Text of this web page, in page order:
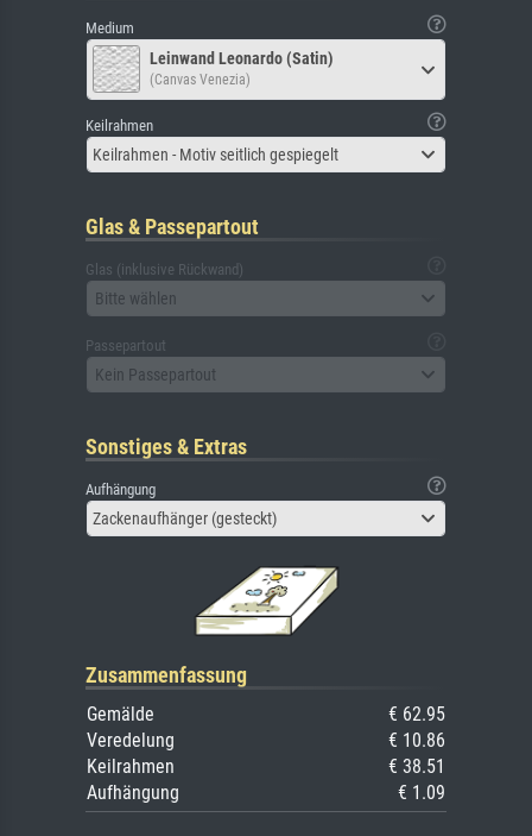
Medium
Leinwand Leonardo (Satin)
(Canvas Venezia)
Keilrahmen
Keilrahmen - Motiv seitlich gespiegelt
Glas & Passepartout
Glas (inklusive Rückwand)
Bitte wählen
Passepartout
Kein Passepartout
Sonstiges & Extras
Aufhängung
Zackenaufhänger (gesteckt)
Zusammenfassung
Gemälde
€ 62.95
Veredelung
€ 10.86
Keilrahmen
€ 38.51
Aufhängung
€ 1.09